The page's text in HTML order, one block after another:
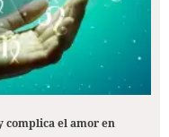
complica el amor en